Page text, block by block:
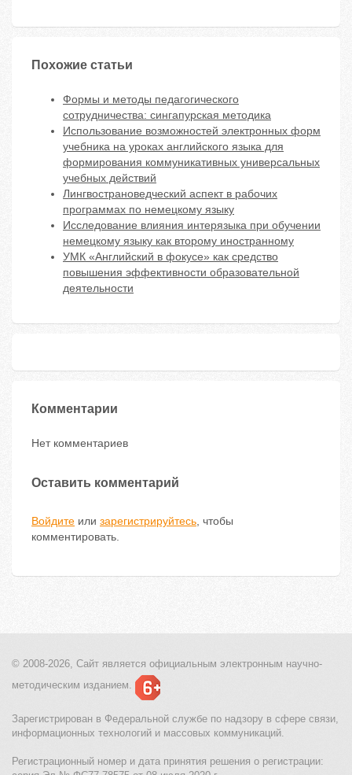
Похожие статьи
Формы и методы педагогического
сотрудничества: сингапурская методика
Использование возможностей электронных форм
учебника на уроках английского языка для
формирования коммуникативных универсальных
учебных действий
Лингвострановедческий аспект в рабочих
программах по немецкому языку
Исследование влияния интерязыка при обучении
немецкому языку как второму иностранному
УМК «Английский в фокусе» как средство
повышения эффективности образовательной
деятельности
Комментарии
Нет комментариев
Оставить комментарий
Войдите или зарегистрируйтесь, чтобы
комментировать.
© 2008-2026, Сайт является официальным электронным научно-
методическим изданием.
Зарегистрирован в Федеральной службе по надзору в сфере связи,
информационных технологий и массовых коммуникаций.
Регистрационный номер и дата принятия решения о регистрации: